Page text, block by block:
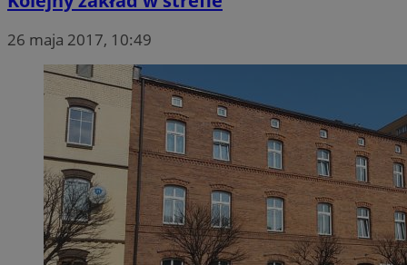
26 maja 2017, 10:49